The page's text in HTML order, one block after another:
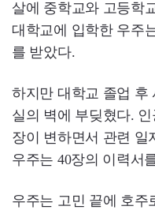
살에 중학교와 고등학
대학교에 입학한 우주
를 받았다.
하지만 대학교 졸업 후
실의 벽에 부딪혔다.
장이 변하면서 관련 일
우주는 40장의 이력서
우주는 고민 끝에 호주